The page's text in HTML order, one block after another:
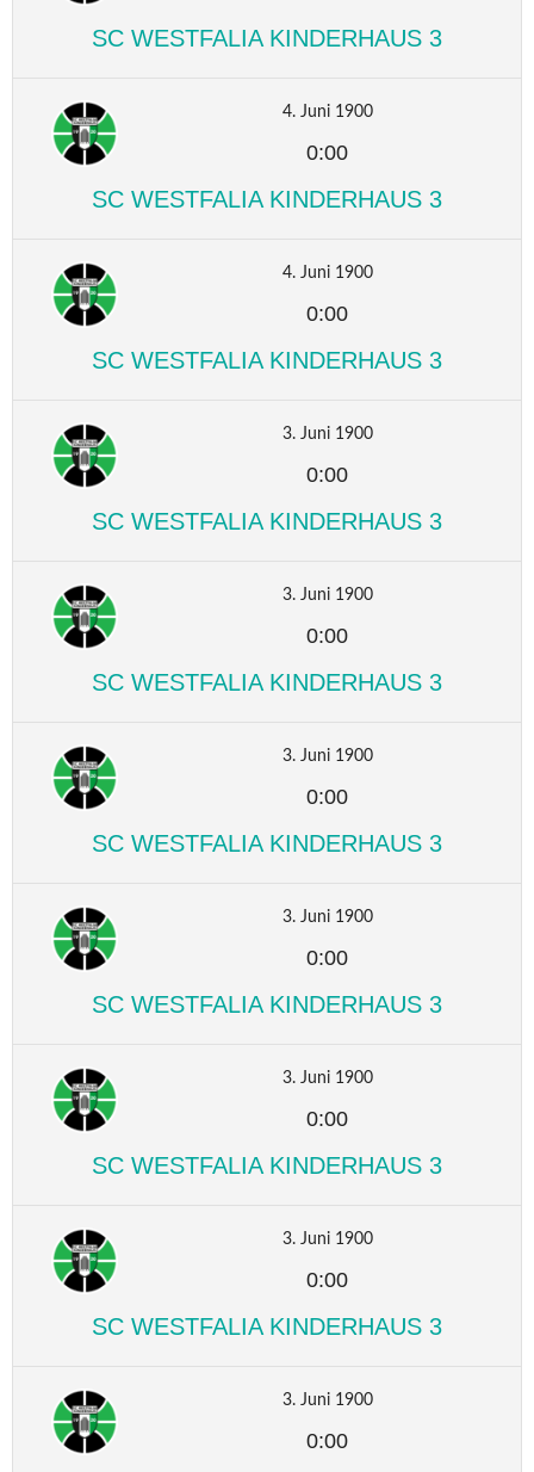
SC WESTFALIA KINDERHAUS 3
4. Juni 1900
0:00
SC WESTFALIA KINDERHAUS 3
4. Juni 1900
0:00
SC WESTFALIA KINDERHAUS 3
3. Juni 1900
0:00
SC WESTFALIA KINDERHAUS 3
3. Juni 1900
0:00
SC WESTFALIA KINDERHAUS 3
3. Juni 1900
0:00
SC WESTFALIA KINDERHAUS 3
3. Juni 1900
0:00
SC WESTFALIA KINDERHAUS 3
3. Juni 1900
0:00
SC WESTFALIA KINDERHAUS 3
3. Juni 1900
0:00
SC WESTFALIA KINDERHAUS 3
3. Juni 1900
0:00